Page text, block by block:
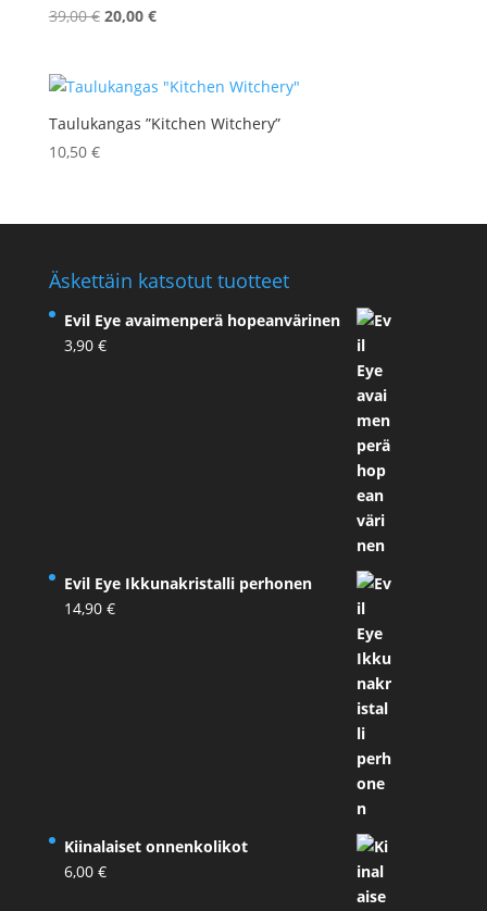
39,00€ Alkuperäinen
39,00 €.
20,00 €Nykyinen
20,00 €.
Taulukangas ”Kitchen Witchery”
10,50 €
Äskettäin katsotut tuotteet
Evil Eye avaimenperä hopeanvärinen
3,90 €
Evil Eye Ikkunakristalli perhonen
14,90 €
Kiinalaiset onnenkolikot
6,00 €